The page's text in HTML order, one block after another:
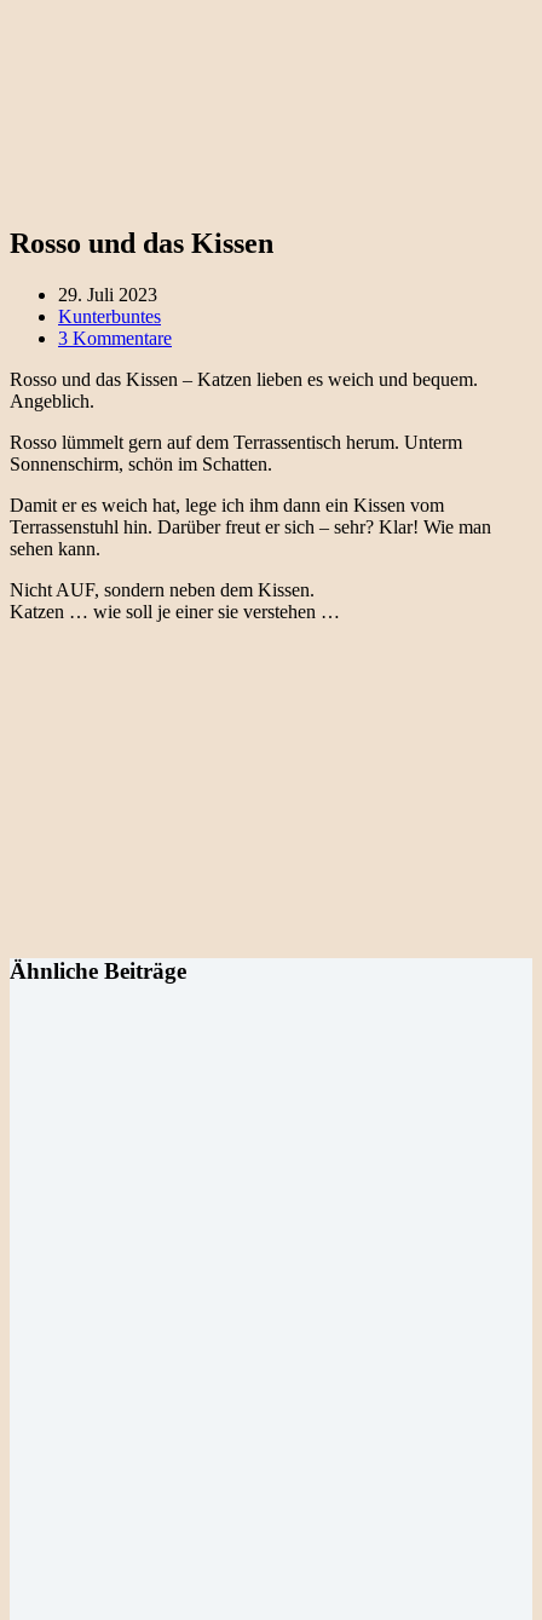
Rosso und das Kissen
29. Juli 2023
Kunterbuntes
3 Kommentare
Rosso und das Kissen – Katzen lieben es weich und bequem.
Angeblich.
Rosso lümmelt gern auf dem Terrassentisch herum. Unterm
Sonnenschirm, schön im Schatten.
Damit er es weich hat, lege ich ihm dann ein Kissen vom
Terrassenstuhl hin. Darüber freut er sich – sehr? Klar! Wie man
sehen kann.
Nicht AUF, sondern neben dem Kissen.
Katzen … wie soll je einer sie verstehen …
Ähnliche Beiträge